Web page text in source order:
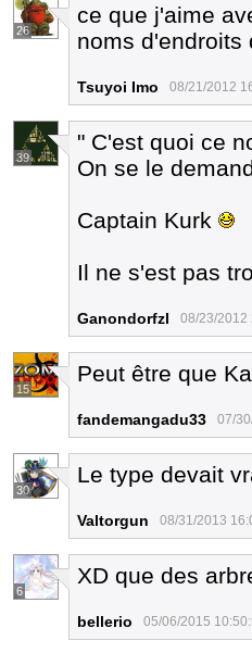
26
ce que j'aime
noms d'endroits
Tsuyoi Imo 08/21/2012
39
" C'est quoi ce
On se le
Captain Kurk
Il ne s'est pas
Ganondorfzl 08/23/2012
15
Peut être que
fandemangadu33 07/
30
Le type devait
Valtorgun 08/31/2013
6
XD que des
bellerio 05/06/2015